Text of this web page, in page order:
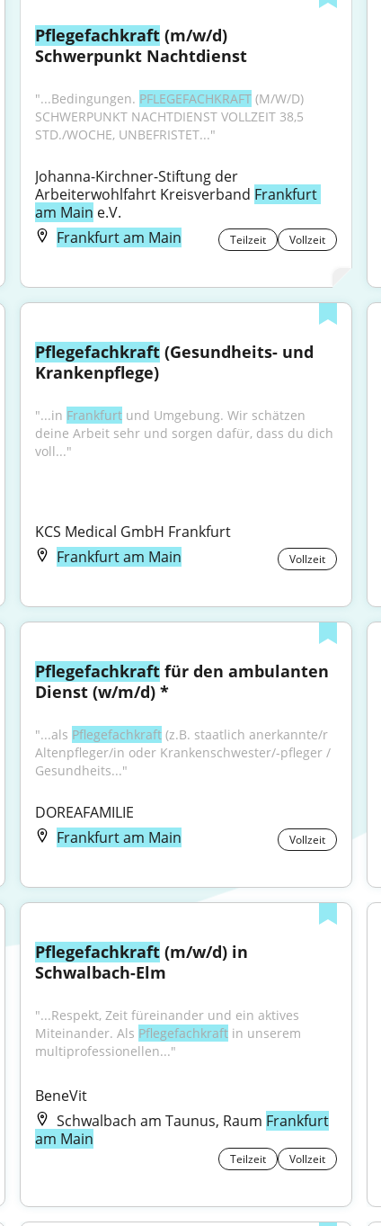
Pflegefachkraft (m/w/d)
Schwerpunkt Nachtdienst
"...Bedingungen. PFLEGEFACHKRAFT (M/W/D)
SCHWERPUNKT NACHTDIENST VOLLZEIT 38,5
STD./WOCHE, UNBEFRISTET..."
Johanna-Kirchner-Stiftung der
Arbeiterwohlfahrt Kreisverband Frankfurt
am Main e.V.
Frankfurt am Main
Teilzeit Vollzeit
Pflegefachkraft (Gesundheits- und
Krankenpflege)
"...in Frankfurt und Umgebung. Wir schätzen
deine Arbeit sehr und sorgen dafür, dass du dich
voll..."
KCS Medical GmbH Frankfurt
Frankfurt am Main
Vollzeit
Pflegefachkraft für den ambulanten
Dienst (w/m/d) *
"...als Pflegefachkraft (z.B. staatlich anerkannte/r
Altenpfleger/in oder Krankenschwester/-pfleger /
Gesundheits..."
DOREAFAMILIE
Frankfurt am Main
Vollzeit
Pflegefachkraft (m/w/d) in
Schwalbach-Elm
"...Respekt, Zeit füreinander und ein aktives
Miteinander. Als Pflegefachkraft in unserem
multiprofessionellen..."
BeneVit
Schwalbach am Taunus, Raum Frankfurt
am Main
Teilzeit Vollzeit